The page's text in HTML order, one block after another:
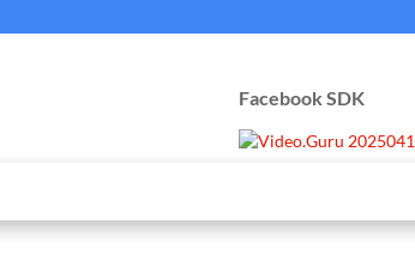
Facebook SDK